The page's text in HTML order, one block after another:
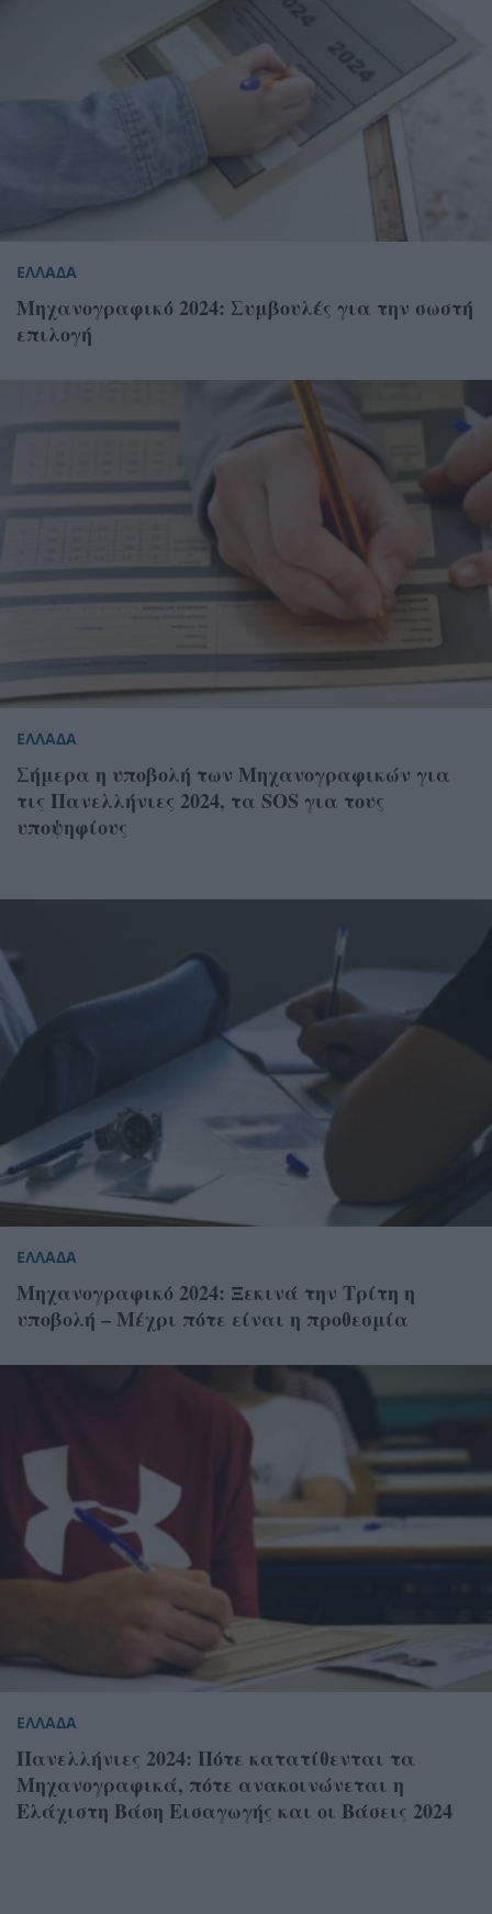
ΕΛΛΑΔΑ
Μηχανογραφικό 2024: Συμβουλές για την σωστή
επιλογή
ΕΛΛΑΔΑ
Σήμερα η υποβολή των Μηχανογραφικών για
τις Πανελλήνιες 2024, τα SOS για τους
υποψηφίους
ΕΛΛΑΔΑ
Μηχανογραφικό 2024: Ξεκινά την Τρίτη η
υποβολή – Μέχρι πότε είναι η προθεσμία
ΕΛΛΑΔΑ
Πανελλήνιες 2024: Πότε κατατίθενται τα
Μηχανογραφικά, πότε ανακοινώνεται η
Ελάχιστη Βάση Εισαγωγής και οι Βάσεις 2024